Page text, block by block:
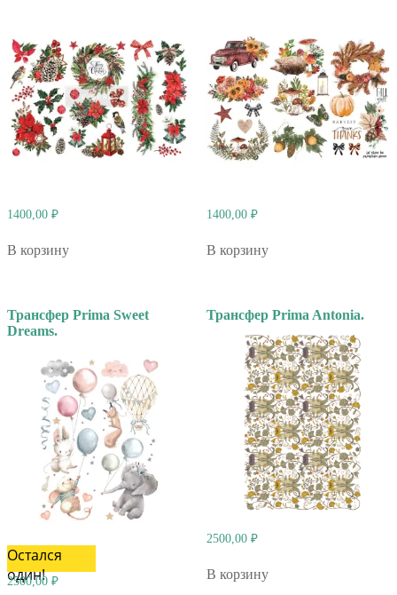
1400,00 ₽
В корзину
1400,00 ₽
В корзину
Трансфер Prima Sweet
Dreams.
Остался
один!
2500,00 ₽
Трансфер Prima Antonia.
2500,00 ₽
В корзину